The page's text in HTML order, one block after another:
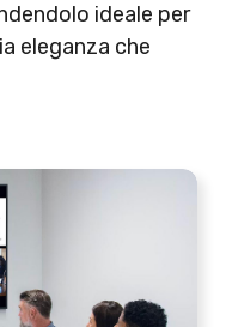
ideale per
eleganza che